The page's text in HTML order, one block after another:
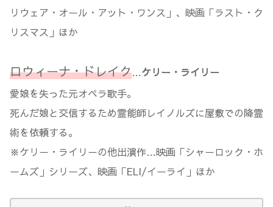
リウェア・オール・アット・ワンス」、映画「ラスト・ク
リスマス」ほか
ロウィーナ・ドレイク…ケリー・ライリー
愛娘を失った元オペラ歌手。
死んだ娘と交信するため霊能師レイノルズに屋敷での降霊
術を依頼する。
※ケリー・ライリーの他出演作…映画「シャーロック・ホ
ームズ」シリーズ、映画「ELI/イーライ」ほか